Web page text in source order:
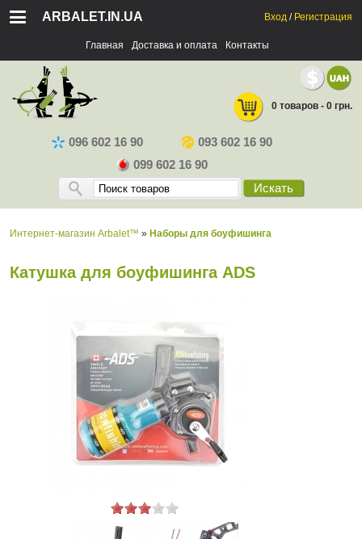
ARBALET.IN.UA
Главная Доставка и оплата Контакты
Вход / Регистрация
096 602 16 90
093 602 16 90
099 602 16 90
Искать
0 товаров - 0 грн.
Интернет-магазин Arbalet™ » Наборы для боуфишинга
Катушка для боуфишинга ADS